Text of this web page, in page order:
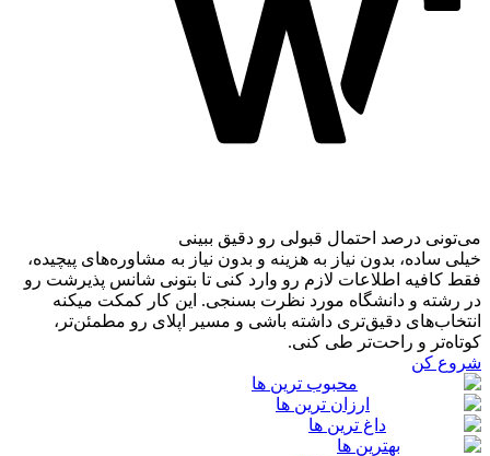
می‌تونی درصد احتمال قبولی رو دقیق ببینی
خیلی ساده، بدون نیاز به هزینه و بدون نیاز به مشاوره‌های پیچیده،
فقط کافیه اطلاعات لازم رو وارد کنی تا بتونی شانس پذیرشت رو
در رشته و دانشگاه مورد نظرت بسنجی. این کار کمکت میکنه
انتخاب‌های دقیق‌تری داشته باشی و مسیر اپلای رو مطمئن‌تر،
کوتاه‌تر و راحت‌تر طی کنی.
شروع کن
محبوب ترین ها
ارزان ترین ها
داغ ترین ها
بهترین ها